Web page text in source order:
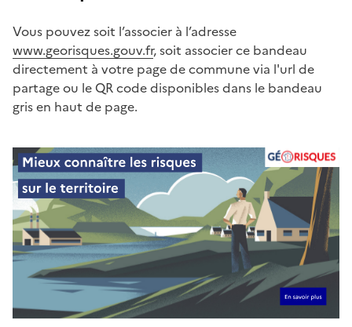
Vous pouvez soit l’associer à l’adresse
www.georisques.gouv.fr, soit associer ce bandeau
directement à votre page de commune via l'url de
partage ou le QR code disponibles dans le bandeau
gris en haut de page.